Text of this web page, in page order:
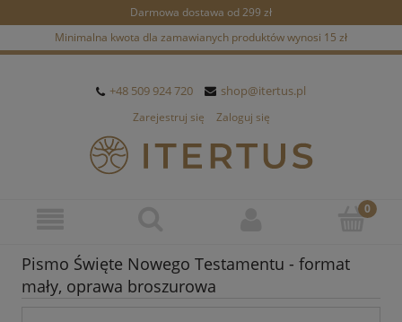
Darmowa dostawa od 299 zł
Minimalna kwota dla zamawianych produktów wynosi 15 zł
+48 509 924 720 shop@itertus.pl
Zarejestruj się Zaloguj się
Pismo Święte Nowego Testamentu - format
mały, oprawa broszurowa